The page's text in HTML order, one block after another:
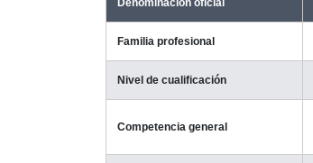
Denominación oficial
Familia profesional
Nivel de cualificación
Competencia general